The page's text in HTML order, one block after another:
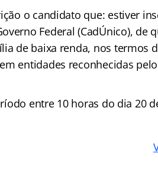
o candidato que: estiver
Federal (CadÚnico), de
de baixa renda, nos termos
entidades reconhecidas
entre 10 horas do dia 20